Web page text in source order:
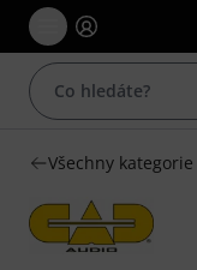
Všechny kategorie